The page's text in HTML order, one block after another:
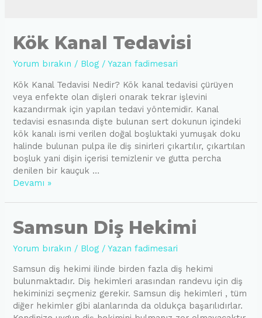
Kök Kanal Tedavisi
Yorum bırakın / Blog / Yazan fadimesari
Kök Kanal Tedavisi Nedir? Kök kanal tedavisi çürüyen
veya enfekte olan dişleri onarak tekrar işlevini
kazandırmak için yapılan tedavi yöntemidir. Kanal
tedavisi esnasında dişte bulunan sert dokunun içindeki
kök kanalı ismi verilen doğal boşluktaki yumuşak doku
halinde bulunan pulpa ile diş sinirleri çıkartılır, çıkartılan
boşluk yani dişin içerisi temizlenir ve gutta percha
denilen bir kauçuk …
Kök
Devamı »
Samsun Diş Hekimi
Yorum bırakın / Blog / Yazan fadimesari
Samsun diş hekimi ilinde birden fazla diş hekimi
bulunmaktadır. Diş hekimleri arasından randevu için diş
hekiminizi seçmeniz gerekir. Samsun diş hekimleri , tüm
diğer hekimler gibi alanlarında da oldukça başarılıdırlar.